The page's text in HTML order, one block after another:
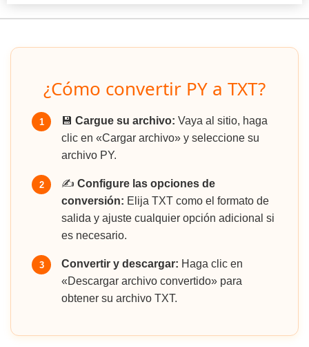
¿Cómo convertir PY a TXT?
1 💾 Cargue su archivo: Vaya al sitio, haga
clic en «Cargar archivo» y seleccione su
archivo PY.
2 ✍️ Configure las opciones de
conversión: Elija TXT como el formato de
salida y ajuste cualquier opción adicional si
es necesario.
3 Convertir y descargar: Haga clic en
«Descargar archivo convertido» para
obtener su archivo TXT.